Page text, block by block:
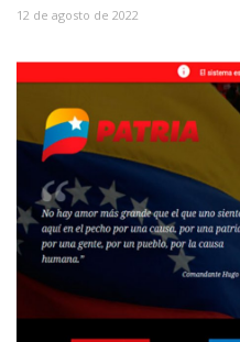
12 de agosto de 2022